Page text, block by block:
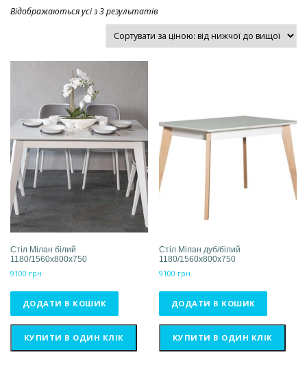
Відображаються усі з 3 результатів
Стіл Мілан білий
1180/1560x800x750
9100 грн.
ДОДАТИ В КОШИК
КУПИТИ В ОДИН КЛІК
Стіл Мілан дуб/білий
1180/1560x800x750
9100 грн.
ДОДАТИ В КОШИК
КУПИТИ В ОДИН КЛІК